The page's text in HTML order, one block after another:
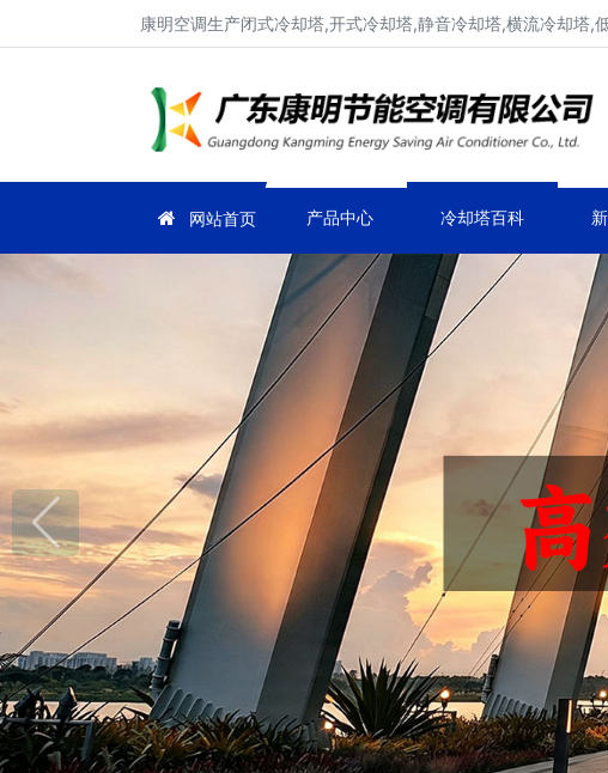
康明空调生产闭式冷却塔,开式冷却塔,静音冷却塔,横流冷却塔
网站首页 产品中心 冷却塔百科